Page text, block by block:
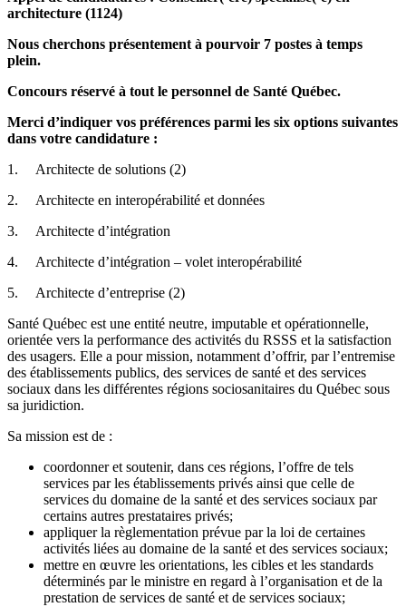
architecture (1124)
Nous cherchons présentement à pourvoir 7 postes à temps
plein.
Concours réservé à tout le personnel de Santé Québec.
Merci d’indiquer vos préférences parmi les six options suivantes
dans votre candidature :
1. Architecte de solutions (2)
2. Architecte en interopérabilité et données
3. Architecte d’intégration
4. Architecte d’intégration – volet interopérabilité
5. Architecte d’entreprise (2)
Santé Québec est une entité neutre, imputable et opérationnelle,
orientée vers la performance des activités du RSSS et la satisfaction
des usagers. Elle a pour mission, notamment d’offrir, par l’entremise
des établissements publics, des services de santé et des services
sociaux dans les différentes régions sociosanitaires du Québec sous
sa juridiction.
Sa mission est de :
coordonner et soutenir, dans ces régions, l’offre de tels
services par les établissements privés ainsi que celle de
services du domaine de la santé et des services sociaux par
certains autres prestataires privés;
appliquer la règlementation prévue par la loi de certaines
activités liées au domaine de la santé et des services sociaux;
mettre en œuvre les orientations, les cibles et les standards
déterminés par le ministre en regard à l’organisation et de la
prestation de services de santé et de services sociaux;